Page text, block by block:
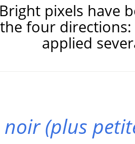
Bright pixels have
the four
applied
noir (plus